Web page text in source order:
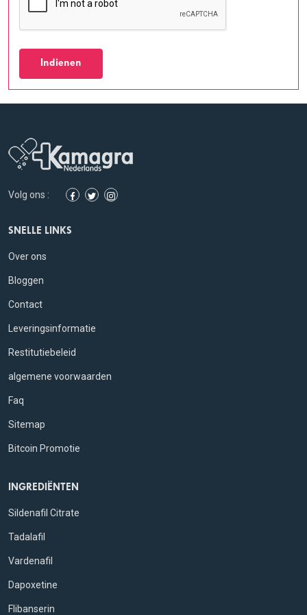
Indienen
Volg ons :
SNELLE LINKS
Over ons
Bloggen
Contact
Leveringsinformatie
Restitutiebeleid
algemene voorwaarden
Faq
Sitemap
Bitcoin Promotie
INGREDIËNTEN
Sildenafil Citrate
Tadalafil
Vardenafil
Dapoxetine
Flibanserin